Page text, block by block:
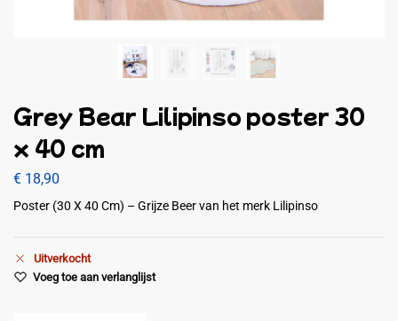
Grey Bear Lilipinso poster 30
x 40 cm
€ 18,90
Poster (30 X 40 Cm) – Grijze Beer van het merk Lilipinso
Uitverkocht
Voeg toe aan verlanglijst